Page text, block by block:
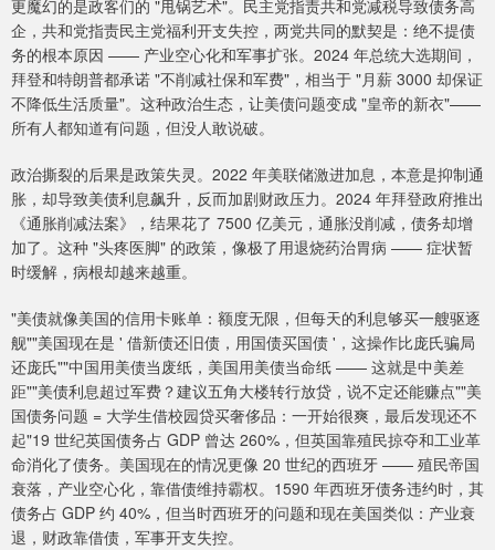
更魔幻的是政客们的 "甩锅艺术"。民主党指责共和党减税导致债务高
企，共和党指责民主党福利开支失控，两党共同的默契是：绝不提债
务的根本原因 —— 产业空心化和军事扩张。2024 年总统大选期间，
拜登和特朗普都承诺 "不削减社保和军费"，相当于 "月薪 3000 却保证
不降低生活质量"。这种政治生态，让美债问题变成 "皇帝的新衣"——
所有人都知道有问题，但没人敢说破。
政治撕裂的后果是政策失灵。2022 年美联储激进加息，本意是抑制通
胀，却导致美债利息飙升，反而加剧财政压力。2024 年拜登政府推出
《通胀削减法案》，结果花了 7500 亿美元，通胀没削减，债务却增
加了。这种 "头疼医脚" 的政策，像极了用退烧药治胃病 —— 症状暂
时缓解，病根却越来越重。
"美债就像美国的信用卡账单：额度无限，但每天的利息够买一艘驱逐
舰""美国现在是 ' 借新债还旧债，用国债买国债 '，这操作比庞氏骗局
还庞氏""中国用美债当废纸，美国用美债当命纸 —— 这就是中美差
距""美债利息超过军费？建议五角大楼转行放贷，说不定还能赚点""美
国债务问题 = 大学生借校园贷买奢侈品：一开始很爽，最后发现还不
起"19 世纪英国债务占 GDP 曾达 260%，但英国靠殖民掠夺和工业革
命消化了债务。美国现在的情况更像 20 世纪的西班牙 —— 殖民帝国
衰落，产业空心化，靠借债维持霸权。1590 年西班牙债务违约时，其
债务占 GDP 约 40%，但当时西班牙的问题和现在美国类似：产业衰
退，财政靠借债，军事开支失控。